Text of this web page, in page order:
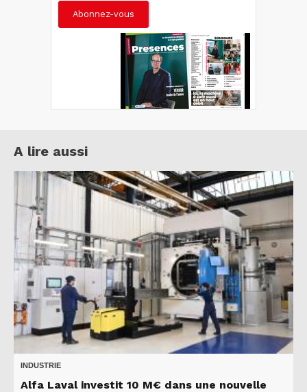
Abonnez-vous
A lire aussi
INDUSTRIE
Alfa Laval investit 10 M€ dans une nouvelle